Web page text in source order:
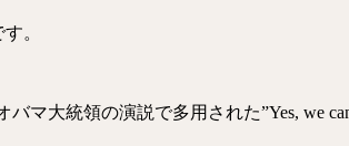
。
マ大統領の演説で多用された”Yes, we